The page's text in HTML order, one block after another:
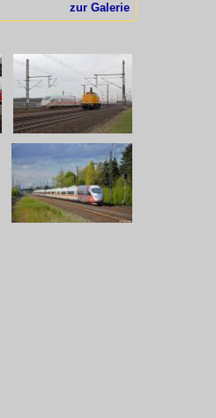
zur Galerie